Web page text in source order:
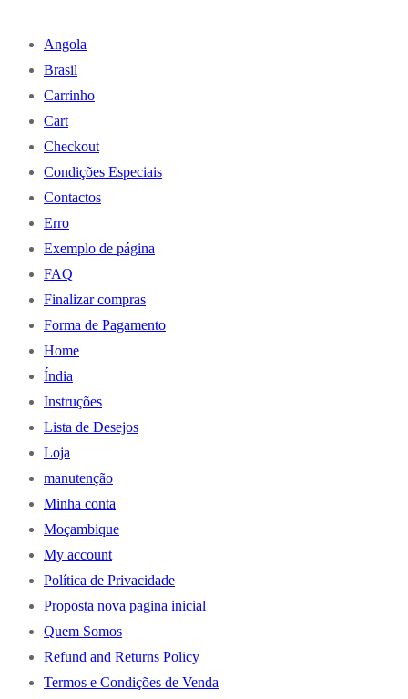
Angola
Brasil
Carrinho
Cart
Checkout
Condições Especiais
Contactos
Erro
Exemplo de página
FAQ
Finalizar compras
Forma de Pagamento
Home
Índia
Instruções
Lista de Desejos
Loja
manutenção
Minha conta
Moçambique
My account
Política de Privacidade
Proposta nova pagina inicial
Quem Somos
Refund and Returns Policy
Termos e Condições de Venda